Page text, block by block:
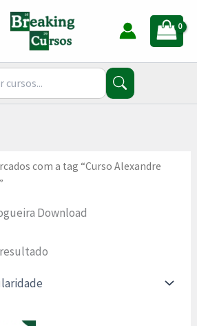
com a tag “Curso Alexandre
Download